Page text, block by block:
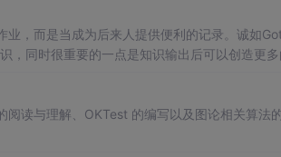
，而是当成为后来人提供便利的记录。诚如
，同时很重要的一点是知识输出后可以创造更
结果，是我更想分享的。
读与理解、OKTest 的编写以及图论相关算法